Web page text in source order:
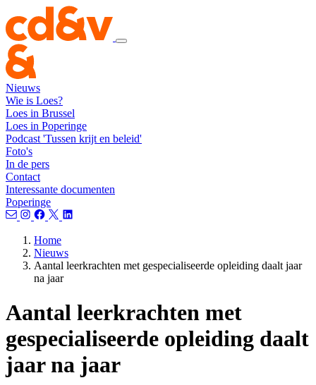
Nieuws
Wie is Loes?
Loes in Brussel
Loes in Poperinge
Podcast 'Tussen krijt en beleid'
Foto's
In de pers
Contact
Interessante documenten
Poperinge
Home
Nieuws
Aantal leerkrachten met gespecialiseerde opleiding daalt jaar
na jaar
Aantal leerkrachten met
gespecialiseerde opleiding daalt
jaar na jaar